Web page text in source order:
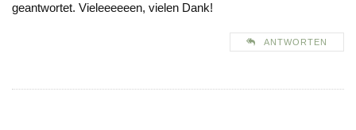
geantwortet. Vieleeeeeen, vielen Dank!
ANTWORTEN